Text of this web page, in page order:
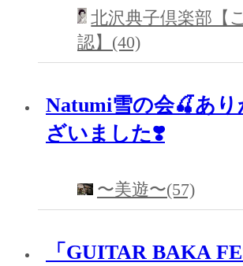
北沢典子倶楽部【
認】(40)
Natumi雪の会🍒あ
ざいました❣️
〜美遊〜(57)
「GUITAR BAKA